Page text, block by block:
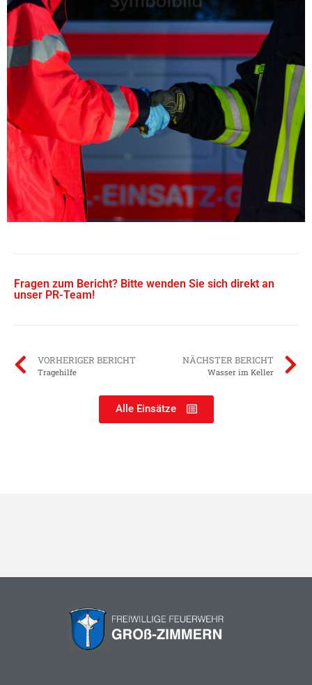
Fragen zum Bericht? Bitte wenden Sie sich direkt an
unser PR-Team!
VORHERIGER BERICHT
Tragehilfe
NÄCHSTER BERICHT
Wasser im Keller
Alle Einsätze